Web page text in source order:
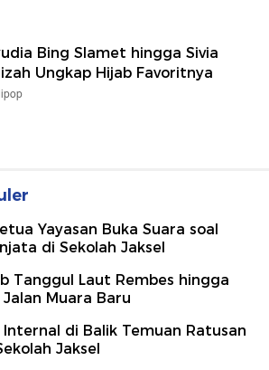
Bing Slamet hingga Sivia
Ungkap Hijab Favoritnya
Yayasan Buka Suara soal
di Sekolah Jaksel
Tanggul Laut Rembes hingga
Jalan Muara Baru
di Balik Temuan Ratusan
Jaksel